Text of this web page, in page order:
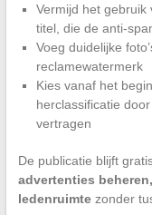
Vermijd het gebruik
titel, die de anti-
Voeg duidelijke
reclamewatermerk
Kies vanaf het
herclassificatie
vertragen
De publicatie blijft
advertenties
ledenruimtezonder